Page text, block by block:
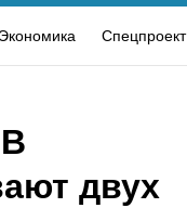
Экономика Спецпроект
двух